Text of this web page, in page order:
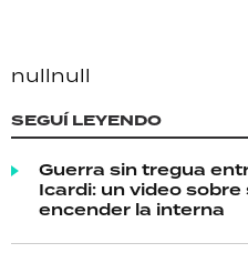
nullnull
SEGUÍ LEYENDO
Guerra sin tregua
Icardi: un video sobre
encender la interna